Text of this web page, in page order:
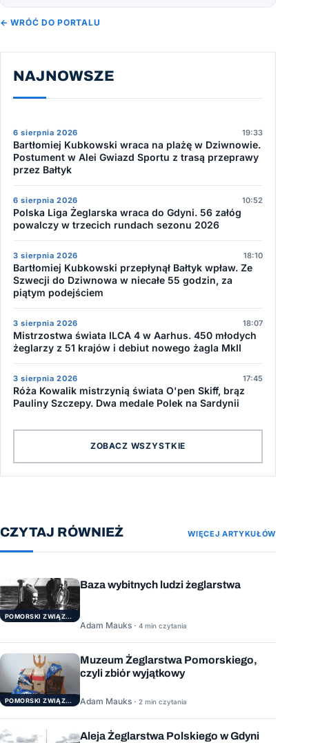
← WRÓĆ DO PORTALU
NAJNOWSZE
6 sierpnia 2026 19:33
Bartłomiej Kubkowski wraca na plażę w Dziwnowie.
Postument w Alei Gwiazd Sportu z trasą przeprawy
przez Bałtyk
6 sierpnia 2026 10:52
Polska Liga Żeglarska wraca do Gdyni. 56 załóg
powalczy w trzecich rundach sezonu 2026
3 sierpnia 2026 18:10
Bartłomiej Kubkowski przepłynął Bałtyk wpław. Ze
Szwecji do Dziwnowa w niecałe 55 godzin, za
piątym podejściem
3 sierpnia 2026 18:07
Mistrzostwa świata ILCA 4 w Aarhus. 450 młodych
żeglarzy z 51 krajów i debiut nowego żagla MkII
3 sierpnia 2026 17:45
Róża Kowalik mistrzynią świata O'pen Skiff, brąz
Pauliny Szczepy. Dwa medale Polek na Sardynii
ZOBACZ WSZYSTKIE
CZYTAJ RÓWNIEŻ WIĘCEJ ARTYKUŁÓW
POMORSKI ZWIĄZEK ŻEGLARSKI
Baza wybitnych ludzi żeglarstwa
Adam Mauks · 4 min czytania
POMORSKI ZWIĄZEK ŻEGLARSKI
Muzeum Żeglarstwa Pomorskiego,
czyli zbiór wyjątkowy
Adam Mauks · 2 min czytania
Aleja Żeglarstwa Polskiego w Gdyni